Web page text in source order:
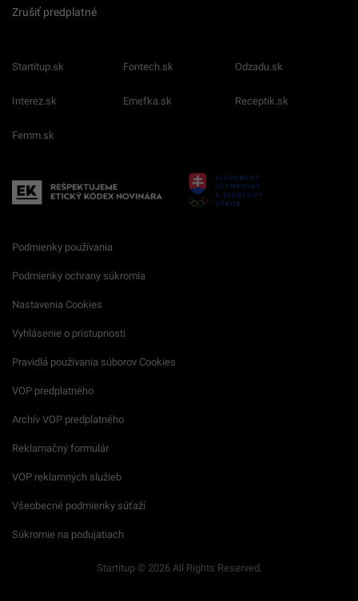
Zrušiť predplatné
Startitup.sk Fontech.sk Odzadu.sk
Interez.sk Emefka.sk Receptik.sk
Femm.sk
Podmienky používania
Podmienky ochrany súkromia
Nastavenia Cookies
Vyhlásenie o prístupnosti
Pravidlá používania súborov Cookies
VOP predplatného
Archív VOP predplatného
Reklamačný formulár
VOP reklamných služieb
Všeobecné podmienky súťaží
Súkromie na podujatiach
Startitup © 2026 All Rights Reserved.